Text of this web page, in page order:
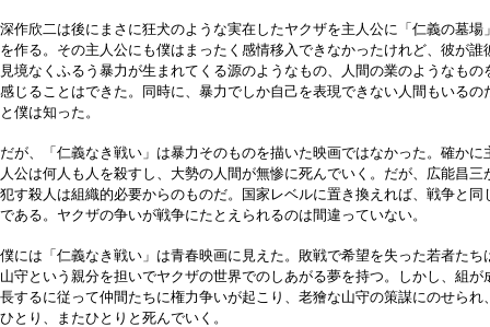
深作欣二は後にまさに狂犬のような実在したヤクザを主人公に「仁義の墓場」
を作る。その主人公にも僕はまったく感情移入できなかったけれど、彼が誰
見境なくふるう暴力が生まれてくる源のようなもの、人間の業のようなもの
感じることはできた。同時に、暴力でしか自己を表現できない人間もいるの
と僕は知った。
だが、「仁義なき戦い」は暴力そのものを描いた映画ではなかった。確かに
人公は何人も人を殺すし、大勢の人間が無惨に死んでいく。だが、広能昌三
犯す殺人は組織的必要からのものだ。国家レベルに置き換えれば、戦争と同
である。ヤクザの争いが戦争にたとえられるのは間違っていない。
僕には「仁義なき戦い」は青春映画に見えた。敗戦で希望を失った若者たち
山守という親分を担いでヤクザの世界でのしあがる夢を持つ。しかし、組が
長するに従って仲間たちに権力争いが起こり、老獪な山守の策謀にのせられ、
ひとり、またひとりと死んでいく。